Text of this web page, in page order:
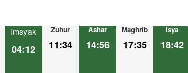
Imsyak
04:12
Zuhur
11:34
Ashar
14:56
Maghrib
17:35
Isya
18:42